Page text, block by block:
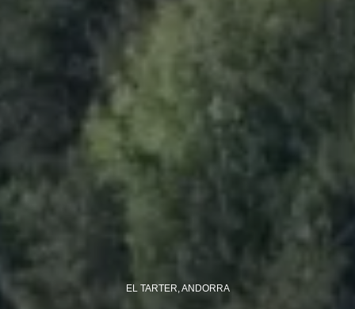
EL TARTER, ANDORRA